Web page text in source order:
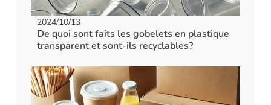
2024/10/13
De quoi sont faits les gobelets en plastique
transparent et sont-ils recyclables?